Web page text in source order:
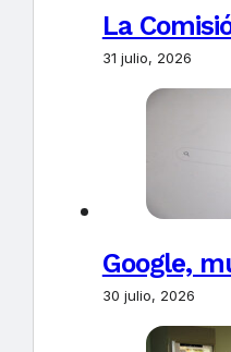
La
31 julio, 2026
Google,
30 julio, 2026